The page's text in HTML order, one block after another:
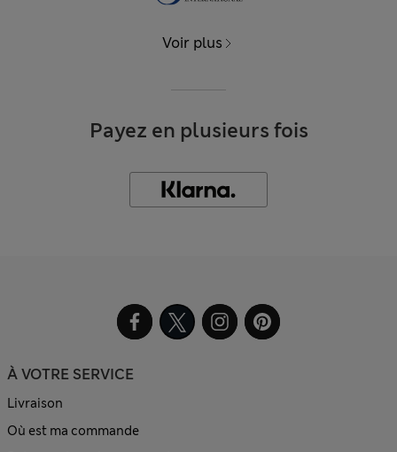
Voir plus
Payez en plusieurs fois
À VOTRE SERVICE
Livraison
Où est ma commande